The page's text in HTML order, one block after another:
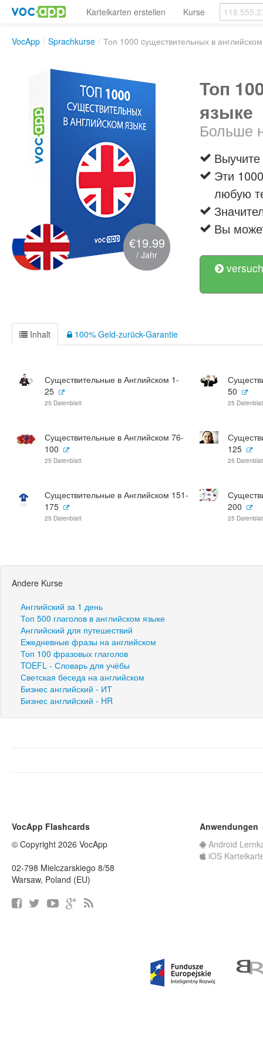
Karteikarten erstellen Kurse
VocApp / Sprachkurse / Топ 1000 cуществительных в
€19.99
/ Jahr
Топ
языке
Больше
Эти
любую
Вы
Inhalt 100% Geld-zurück-Garantie
Существительные в Английском 1-
25
25 Datenblatt
50
25
Существительные в Английском 76-
100
25 Datenblatt
125
25
Существительные в Английском 151-
175
25 Datenblatt
200
25
Andere Kurse
Английский за 1 день
Топ 500 глаголов в английском языке
Английский для путешествий
Ежедневные фразы на английском
Топ 100 фразовых глаголов
TOEFL - Словарь для учёбы
Светская беседа на английском
Бизнес английский - ИТ
Бизнес английский - HR
VocApp Flashcards
© Copyright 2026 VocApp
02-798 Mielczarskiego 8/58
Warsaw, Poland (EU)
Anwendungen
Android
iOS